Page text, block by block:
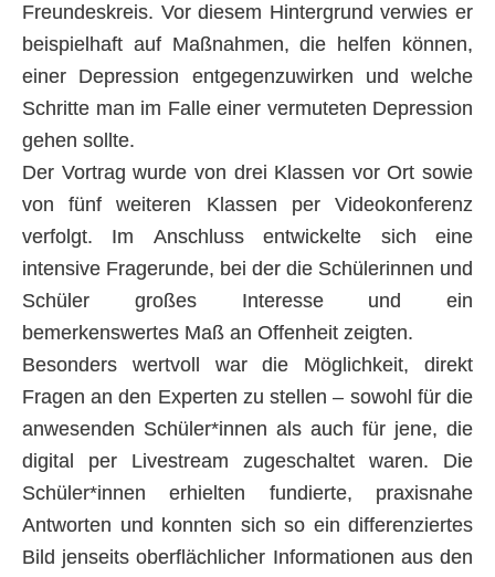
Freundeskreis. Vor diesem Hintergrund verwies er
beispielhaft auf Maßnahmen, die helfen können,
einer Depression entgegenzuwirken und welche
Schritte man im Falle einer vermuteten Depression
gehen sollte.
Der Vortrag wurde von drei Klassen vor Ort sowie
von fünf weiteren Klassen per Videokonferenz
verfolgt. Im Anschluss entwickelte sich eine
intensive Fragerunde, bei der die Schülerinnen und
Schüler großes Interesse und ein
bemerkenswertes Maß an Offenheit zeigten.
Besonders wertvoll war die Möglichkeit, direkt
Fragen an den Experten zu stellen – sowohl für die
anwesenden Schüler*innen als auch für jene, die
digital per Livestream zugeschaltet waren. Die
Schüler*innen erhielten fundierte, praxisnahe
Antworten und konnten sich so ein differenziertes
Bild jenseits oberflächlicher Informationen aus den